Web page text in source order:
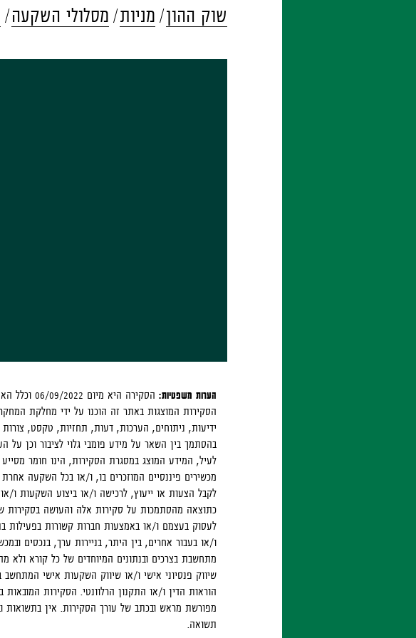
שוק ההון מניות מסלולי השקעה
הערות משפטיות:
הסקירה
הסקירות המוצגות באתר זה הוכנו על ידי מחלקת
ידיעות, ניתוחים, הערכות, דעות, תחזיות, טקסט,
בהסתמך בין השאר על מידע פומבי גלוי לציבור וכן על
לעיל, המידע המוצג במסגרת הסקירות, הינו חומר
מכשירים פיננסיים המוזכרים בו, ו/או בכל השקעה
לקבל הצעות או ייעוץ, לרכישה ו/או ביצוע השקעות
כתוצאה מהסתמכות על סקירות אלה והעושה בסקירות
לעסוק בעצמם ו/או באמצעות חברות קשורות בפעילות
ו/או בעבור אחרים, בין היתר, בניירות ערך, בנכסים
מתחשבת בצרכים ובנתונים המיוחדים של כל קורא ולא
שיווק פנסיוני אישי ו/או שיווק השקעות אישי המתחשב
הוראות הדין ו/או התקנון הרלוונטי. הסקירות
מפורשת מראש ובכתב של עורך הסקירות. אין בתשואות
תשואה.